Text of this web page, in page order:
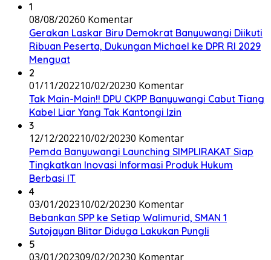
1
08/08/20260 Komentar
Gerakan Laskar Biru Demokrat Banyuwangi Diikuti
Ribuan Peserta, Dukungan Michael ke DPR RI 2029
Menguat
2
01/11/202210/02/20230 Komentar
Tak Main-Main!! DPU CKPP Banyuwangi Cabut Tiang
Kabel Liar Yang Tak Kantongi Izin
3
12/12/202210/02/20230 Komentar
Pemda Banyuwangi Launching SIMPLIRAKAT Siap
Tingkatkan Inovasi Informasi Produk Hukum
Berbasi IT
4
03/01/202310/02/20230 Komentar
Bebankan SPP ke Setiap Walimurid, SMAN 1
Sutojayan Blitar Diduga Lakukan Pungli
5
03/01/202309/02/20230 Komentar